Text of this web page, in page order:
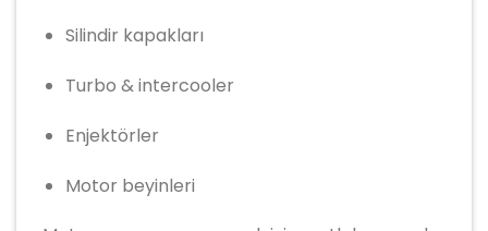
Silindir kapakları
Turbo & intercooler
Enjektörler
Motor beyinleri